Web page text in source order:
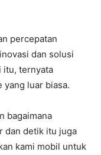
percepatan
dan solusi
itu, ternyata
yang luar biasa.
bagaimana
dan detik itu juga
kami mobil untuk